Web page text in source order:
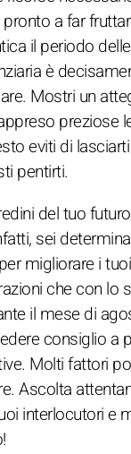
a far
il periodo
è
Mostri un
preziose
eviti di
pentirti.
del tuo
sei
migliorare i
che con lo
il mese di
consiglio a
Molti fattori
Ascolta
interlocutori e